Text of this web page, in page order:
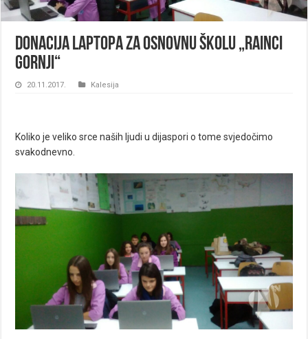
Donacija laptopa za Osnovnu školu „Rainci
Gornji“
20.11.2017. Kalesija
Koliko je veliko srce naših ljudi u dijaspori o tome svjedočimo
svakodnevno.